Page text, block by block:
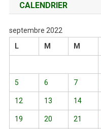
CALENDRIER
septembre 2022
L
M M
5 6 7
12 13 14
19 20 21